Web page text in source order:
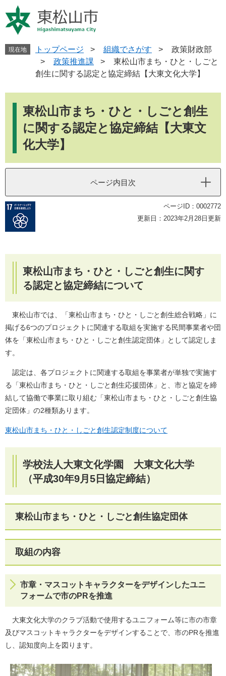
ー
ジ
ニ
ュ
現在地 トップページ > 組織でさがす >
政策財政部
>
政策推進課 >
東松山市まち・ひと・しごと
創生に関する認定と協定締結【大東文化大学】
東松山市まち・ひと・しごと創生
に関する認定と協定締結【大東文
化大学】
ページ内目次
ページID：0002772
更新日：2023年2月28日更新
東松山市まち・ひと・しごと創生に関す
る認定と協定締結について
東松山市では、「東松山市まち・ひと・しごと創生総合戦略」に
掲げる6つのプロジェクトに関連する取組を実施する民間事業者や団
体を「東松山市まち・ひと・しごと創生認定団体」として認定しま
す。
認定は、各プロジェクトに関連する取組を事業者が単独で実施す
る「東松山市まち・ひと・しごと創生応援団体」と、市と協定を締
結して協働で事業に取り組む「東松山市まち・ひと・しごと創生協
定団体」の2種類あります。
東松山市まち・ひと・しごと創生認定制度について
学校法人大東文化学園 大東文化大学
（平成30年9月5日協定締結）
東松山市まち・ひと・しごと創生協定団体
取組の内容
市章・マスコットキャラクターをデザインしたユニ
フォームで市のPRを推進
大東文化大学のクラブ活動で使用するユニフォーム等に市の市章
及びマスコットキャラクターをデザインすることで、市のPRを推進
し、認知度向上を図ります。